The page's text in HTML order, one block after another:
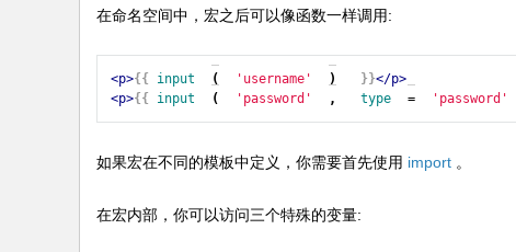
在命名空间中，宏之后可以像函数一样调用:
<p>{{ input ( 'username' ) }}</p>
<p>{{ input ( 'password' , type = 'password'
如果宏在不同的模板中定义，你需要首先使用 import 。
在宏内部，你可以访问三个特殊的变量: